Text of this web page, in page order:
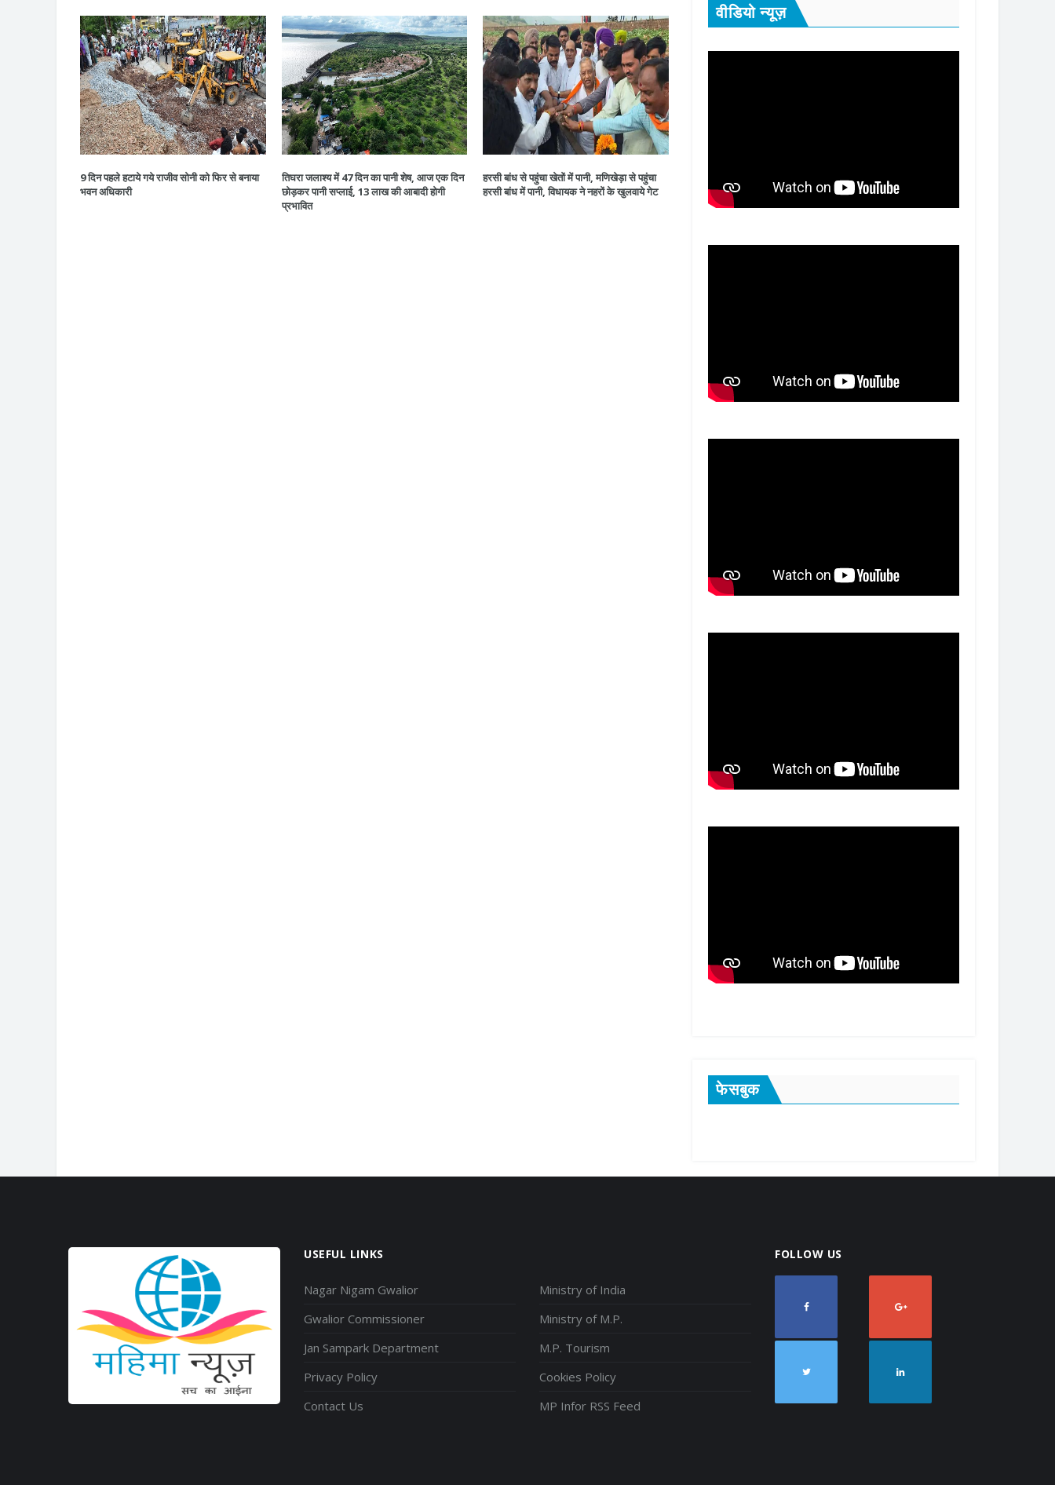
9 दिन पहले हटाये गये राजीव सोनी को फिर से बनाया
भवन अधिकारी
तिघरा जलाश्य में 47 दिन का पानी शेष, आज एक दिन
छोड़कर पानी सप्लाई, 13 लाख की आबादी होगी
प्रभावित
हरसी बांध से पहुंचा खेतों में पानी, मणिखेड़ा से पहुंचा
हरसी बांध में पानी, विधायक ने नहरों के खुलवाये गेट
वीडियो न्यूज़
फेसबुक
USEFUL LINKS
Nagar Nigam Gwalior
Gwalior Commissioner
Jan Sampark Department
Privacy Policy
Contact Us
Ministry of India
Ministry of M.P.
M.P. Tourism
Cookies Policy
MP Infor RSS Feed
FOLLOW US